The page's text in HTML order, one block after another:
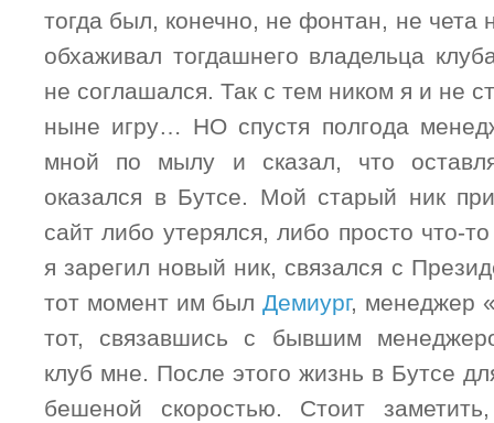
тогда был, конечно, не фонтан, не
обхаживал тогдашнего владельца
не соглашался. Так с тем ником я и не
ныне игру… НО спустя полгода
мной по мылу и сказал, что
оказался в Бутсе. Мой старый ник
сайт либо утерялся, либо просто что-
я зарегил новый ник, связался с
тот момент им был Демиург, менеджер
тот, связавшись с бывшим
клуб мне. После этого жизнь в Бутсе
бешеной скоростью. Стоит